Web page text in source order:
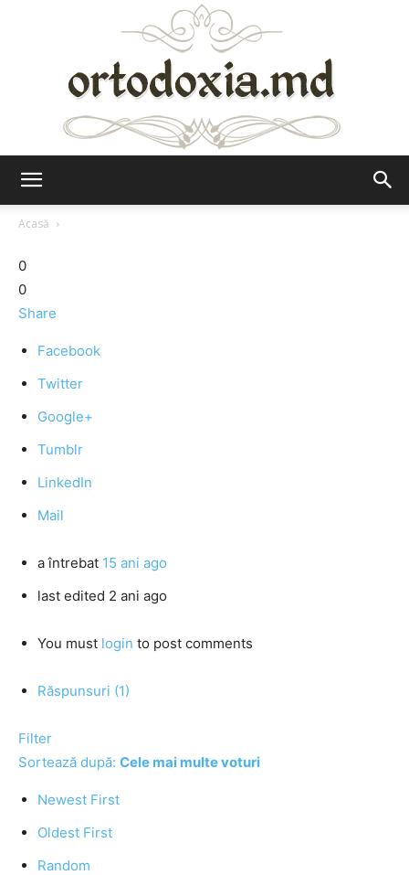
Acasă
0
0
Share
Facebook
Twitter
Google+
Tumblr
LinkedIn
Mail
a întrebat 15 ani ago
last edited 2 ani ago
You must login to post comments
Răspunsuri (1)
Filter
Sortează după: Cele mai multe voturi
Newest First
Oldest First
Random